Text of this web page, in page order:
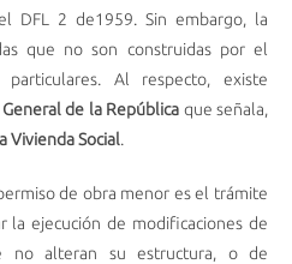
DFL 2 de1959. Sin embargo, la
que no son construidas por el
Al respecto, existe
de la República que señala,
Vivienda Social.
de obra menor es el trámite
ejecución de modificaciones de
no alteran su estructura, o de